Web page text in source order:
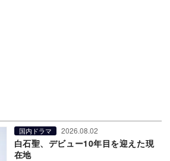
国内ドラマ 2026.08.02
白石聖、デビュー10年目を迎えた現
在地